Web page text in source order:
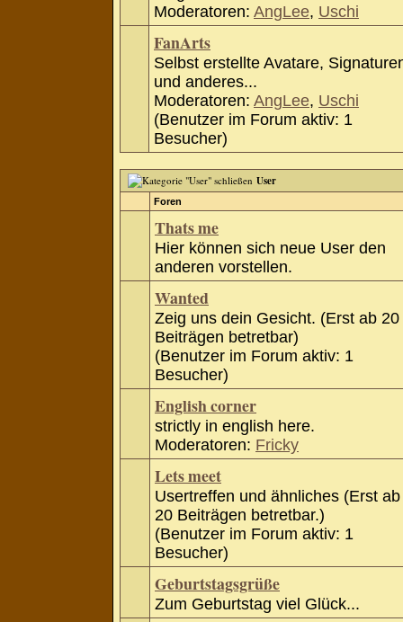
Moderatoren: AngLee, Uschi
FanArts
Selbst erstellte Avatare,
und anderes...
Moderatoren: AngLee, Uschi
(Benutzer im Forum aktiv: 1
Besucher)
User
Foren
Thats me
Hier können sich neue User den
anderen vorstellen.
Wanted
Zeig uns dein Gesicht. (Erst ab 20
Beiträgen betretbar)
(Benutzer im Forum aktiv: 1
Besucher)
English corner
strictly in english here.
Moderatoren: Fricky
Lets meet
Usertreffen und ähnliches (Erst ab
20 Beiträgen betretbar.)
(Benutzer im Forum aktiv: 1
Besucher)
Geburtstagsgrüße
Zum Geburtstag viel Glück...